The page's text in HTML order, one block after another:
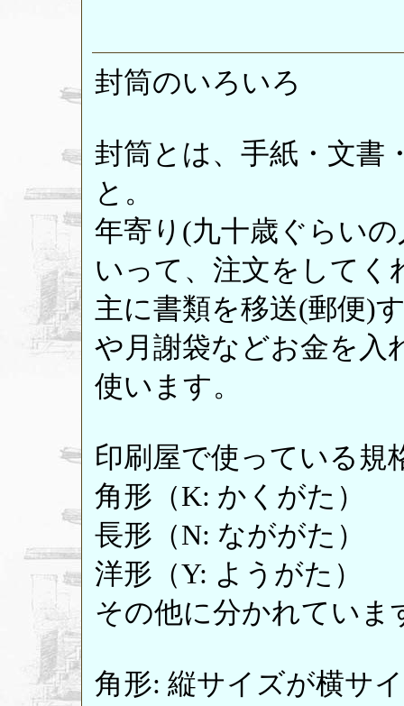
封筒のいろいろ
封筒とは、手紙・文書
と。
年寄り(九十歳ぐらい
いって、注文をしてく
主に書類を移送(郵便)
や月謝袋などお金を入
使います。
印刷屋で使っている規
角形（K: かくがた）
長形（N: なががた）
洋形（Y: ようがた）
その他に分かれていま
角形: 縦サイズが横サ